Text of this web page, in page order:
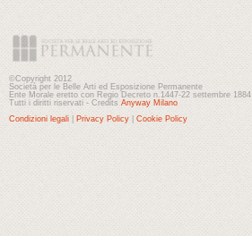
©Copyright 2012
Società per le Belle Arti ed Esposizione Permanente
Ente Morale eretto con Regio Decreto n.1447-22 settembre 1884
Tutti i diritti riservati - Credits Anyway Milano
Condizioni legali
Privacy Policy Cookie Policy